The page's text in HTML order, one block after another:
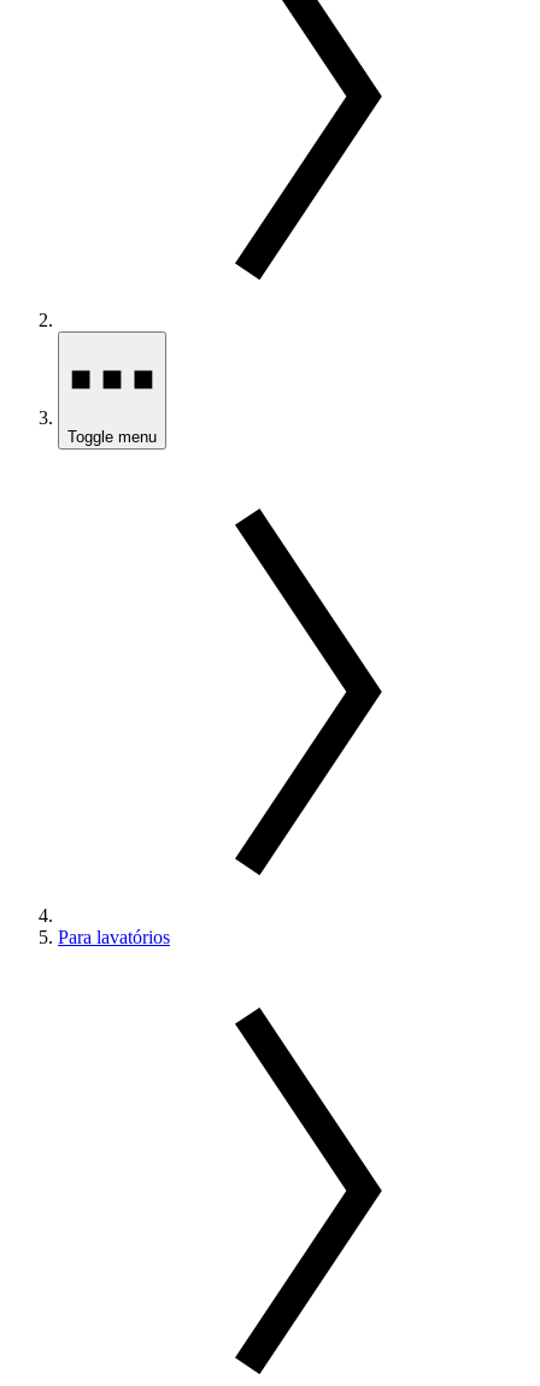
Toggle menu
Para lavatórios